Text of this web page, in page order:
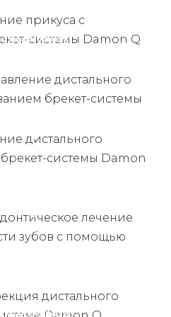
брекет-системы
брекет-
и скученности
брекет-системы